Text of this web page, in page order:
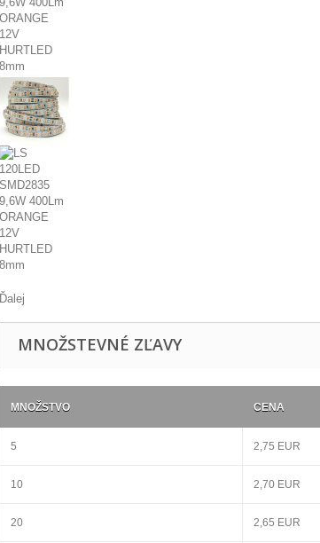
Ďalej
MNOŽSTEVNÉ ZĽAVY
MNOŽSTVO CENA
5 2,75 EUR
10 2,70 EUR
20 2,65 EUR